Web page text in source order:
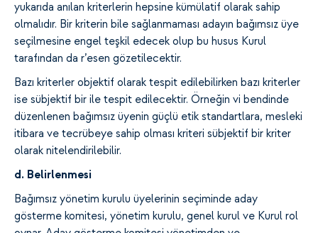
yukarıda anılan kriterlerin hepsine kümülatif olarak sahip
olmalıdır. Bir kriterin bile sağlanmaması adayın bağımsız üye
seçilmesine engel teşkil edecek olup bu husus Kurul
tarafından da r’esen gözetilecektir.
Bazı kriterler objektif olarak tespit edilebilirken bazı kriterler
ise sübjektif bir ile tespit edilecektir. Örneğin vi bendinde
düzenlenen bağımsız üyenin güçlü etik standartlara, mesleki
itibara ve tecrübeye sahip olması kriteri sübjektif bir kriter
olarak nitelendirilebilir.
d. Belirlenmesi
Bağımsız yönetim kurulu üyelerinin seçiminde aday
gösterme komitesi, yönetim kurulu, genel kurul ve Kurul rol